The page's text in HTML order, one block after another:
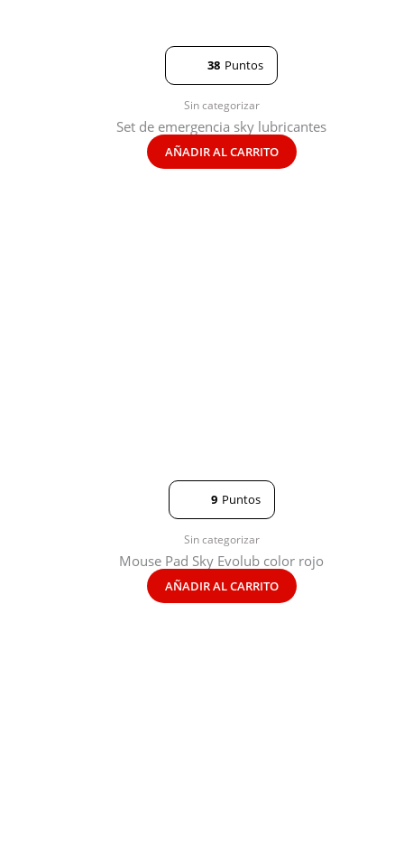
38 Puntos
Sin categorizar
Set de emergencia sky lubricantes
AÑADIR AL CARRITO
9 Puntos
Sin categorizar
Mouse Pad Sky Evolub color rojo
AÑADIR AL CARRITO